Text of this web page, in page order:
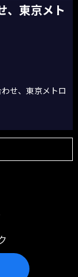
、東京メト
せ、東京メトロ